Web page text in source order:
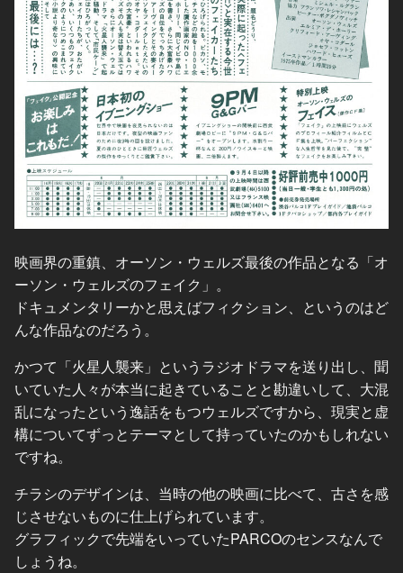
映画界の重鎮、オーソン・ウェルズ最後の作品となる「オ
ーソン・ウェルズのフェイク」。
ドキュメンタリーかと思えばフィクション、というのはど
んな作品なのだろう。
かつて「火星人襲来」というラジオドラマを送り出し、聞
いていた人々が本当に起きていることと勘違いして、大混
乱になったという逸話をもつウェルズですから、現実と虚
構についてずっとテーマとして持っていたのかもしれない
ですね。
チラシのデザインは、当時の他の映画に比べて、古さを感
じさせないものに仕上げられています。
グラフィックで先端をいっていたPARCOのセンスなんで
しょうね。